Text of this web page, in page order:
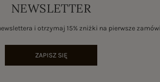
NEWSLETTER
i otrzymaj 15% zniżki na pierwsze
ZAPISZ SIĘ